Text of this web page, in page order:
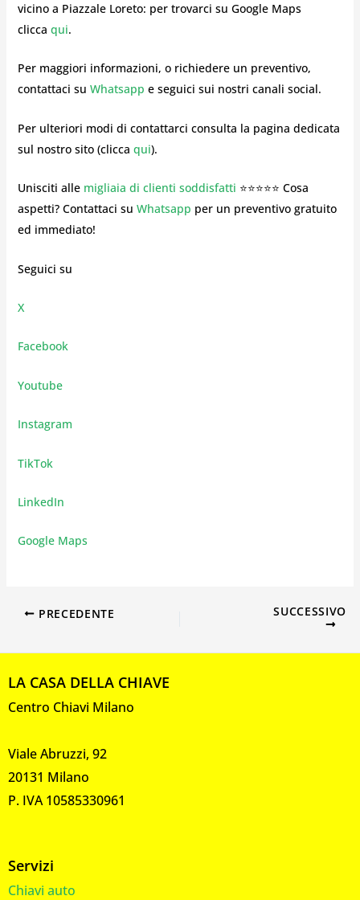
vicino a Piazzale Loreto: per trovarci su Google Maps
clicca qui.
Per maggiori informazioni, o richiedere un preventivo,
contattaci su Whatsapp e seguici sui nostri canali social.
Per ulteriori modi di contattarci consulta la pagina dedicata
sul nostro sito (clicca qui).
Unisciti alle migliaia di clienti soddisfatti ⭐⭐⭐⭐⭐ Cosa
aspetti? Contattaci su Whatsapp per un preventivo gratuito
ed immediato!
Seguici su
X
Facebook
Youtube
Instagram
TikTok
LinkedIn
Google Maps
PRECEDENTE SUCCESSIVO
LA CASA DELLA CHIAVE
Centro Chiavi Milano
Viale Abruzzi, 92
20131 Milano
P. IVA 10585330961
Servizi
Chiavi auto